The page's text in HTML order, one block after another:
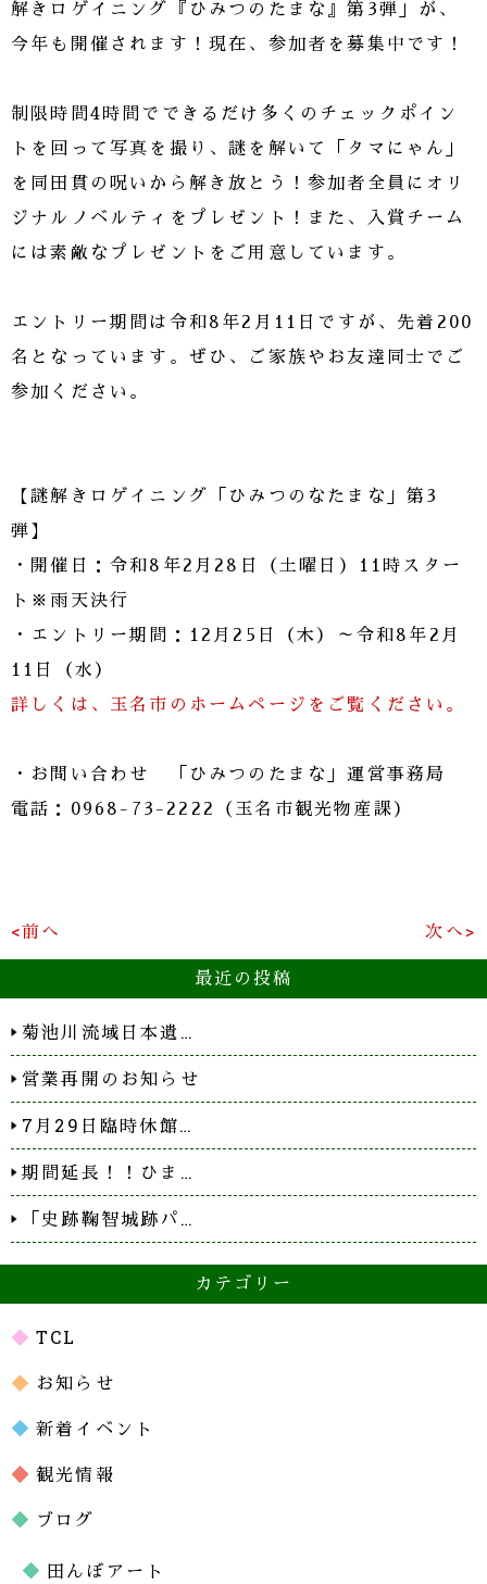
解きロゲイニング『ひみつのたまな』第3弾」が、
今年も開催されます！現在、参加者を募集中です！
制限時間4時間でできるだけ多くのチェックポイン
トを回って写真を撮り、謎を解いて「タマにゃん」
を同田貫の呪いから解き放とう！参加者全員にオリ
ジナルノベルティをプレゼント！また、入賞チーム
には素敵なプレゼントをご用意しています。
エントリー期間は令和8年2月11日ですが、先着200
名となっています。ぜひ、ご家族やお友達同士でご
参加ください。
【謎解きロゲイニング「ひみつのなたまな」第3
弾】
・開催日：令和8年2月28日（土曜日）11時スター
ト※雨天決行
・エントリー期間：12月25日（木）～令和8年2月
11日（水）
詳しくは、玉名市のホームページをご覧ください。
・お問い合わせ 「ひみつのたまな」運営事務局
電話：0968-73-2222（玉名市観光物産課）
<前へ 次へ>
最近の投稿
菊池川流域日本遺…
営業再開のお知らせ
7月29日臨時休館…
期間延長！！ひま…
「史跡鞠智城跡パ…
カテゴリー
TCL
お知らせ
新着イベント
観光情報
ブログ
田んぼアート